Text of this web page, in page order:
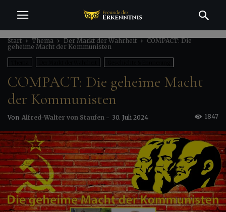
Start Thema Der Markt der Wahrheit
COMPACT: Die
geheime Macht der Kommunisten
Gesellschaft & Kultur
Politik & Macht Unterhaltung & Inszenierung
COMPACT: Die geheime Macht
der Kommunisten
Von Alfred-Walter von Staufen - 30. Juli 2024 1847